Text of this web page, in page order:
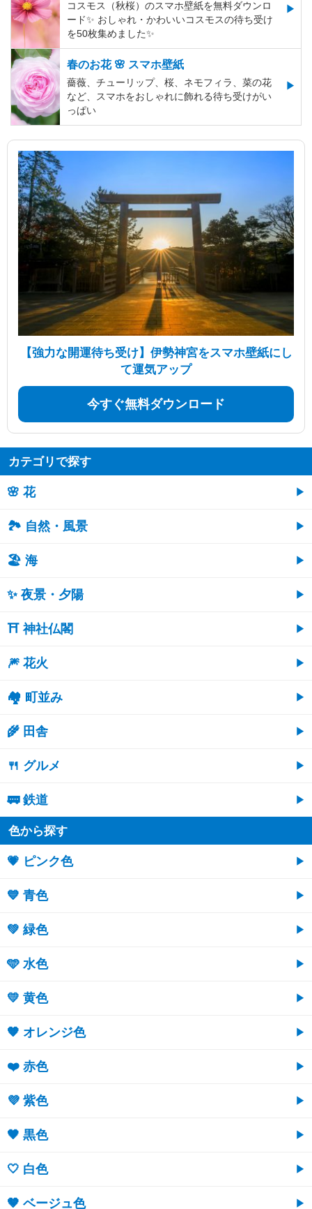
コスモス（秋桜）のスマホ壁紙を無料ダウンロ
ード✨️ おしゃれ・かわいいコスモスの待ち受け
を50枚集めました✨️
春のお花 🌸 スマホ壁紙
薔薇、チューリップ、桜、ネモフィラ、菜の花
など、スマホをおしゃれに飾れる待ち受けがい
っぱい
【強力な開運待ち受け】伊勢神宮をスマホ壁紙にし
て運気アップ
今すぐ無料ダウンロード
カテゴリで探す
🌸 花
🏞️ 自然・風景
🏖 海
✨ 夜景・夕陽
⛩ 神社仏閣
🎆 花火
🏘 町並み
🌾 田舎
🍴 グルメ
🚃 鉄道
色から探す
💗 ピンク色
💙 青色
💚 緑色
🩵 水色
💛 黄色
🧡 オレンジ色
❤️ 赤色
💜 紫色
🖤 黒色
🤍 白色
🤎 ベージュ色